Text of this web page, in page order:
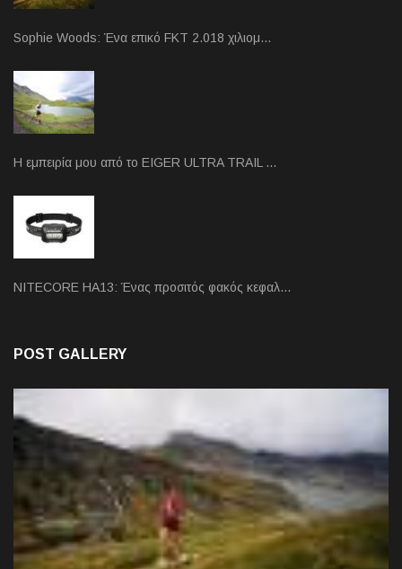
Sophie Woods: Ένα επικό FKT 2.018 χιλιομ…
Η εμπειρία μου από το EIGER ULTRA TRAIL …
NITECORE HA13: Ένας προσιτός φακός κεφαλ…
POST GALLERY